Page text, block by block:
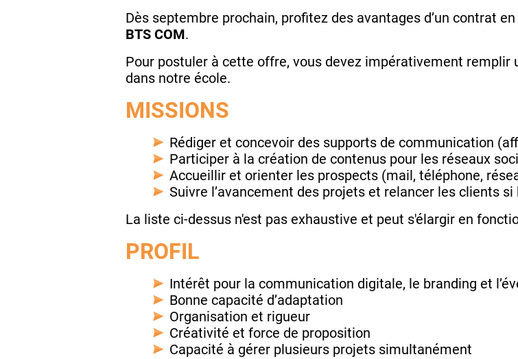
Dès septembre prochain, profitez des avantages d’un contrat
BTS COM.
Pour postuler à cette offre, vous devez impérativement remplir
dans notre école.
MISSIONS
Rédiger et concevoir des supports de communication
Participer à la création de contenus pour les réseaux
Accueillir et orienter les prospects (mail, téléphone,
Suivre l’avancement des projets et relancer les clients si
La liste ci-dessus n'est pas exhaustive et peut s'élargir en
PROFIL
Intérêt pour la communication digitale, le branding et
Bonne capacité d’adaptation
Organisation et rigueur
Créativité et force de proposition
Capacité à gérer plusieurs projets simultanément